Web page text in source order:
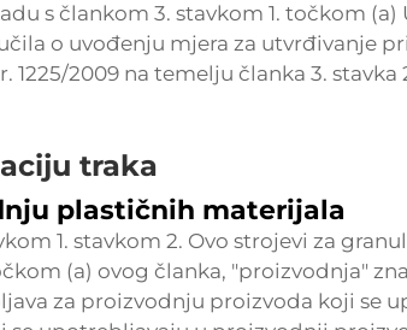
s člankom 3. stavkom 1. točkom (a)
o uvođenju mjera za utvrđivanje
1225/2009 na temelju članka 3. stavka
traka
plastičnih materijala
1. stavkom 2. Ovo strojevi za
(a) ovog članka, "proizvodnja"
za proizvodnju proizvoda koji se